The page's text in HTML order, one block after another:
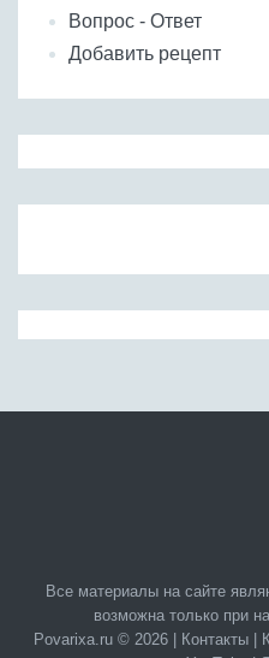
Вопрос - Ответ
Добавить рецепт
Все материалы на сайте
возможна только при
Povarixa.ru © 2026 |
Контакты|